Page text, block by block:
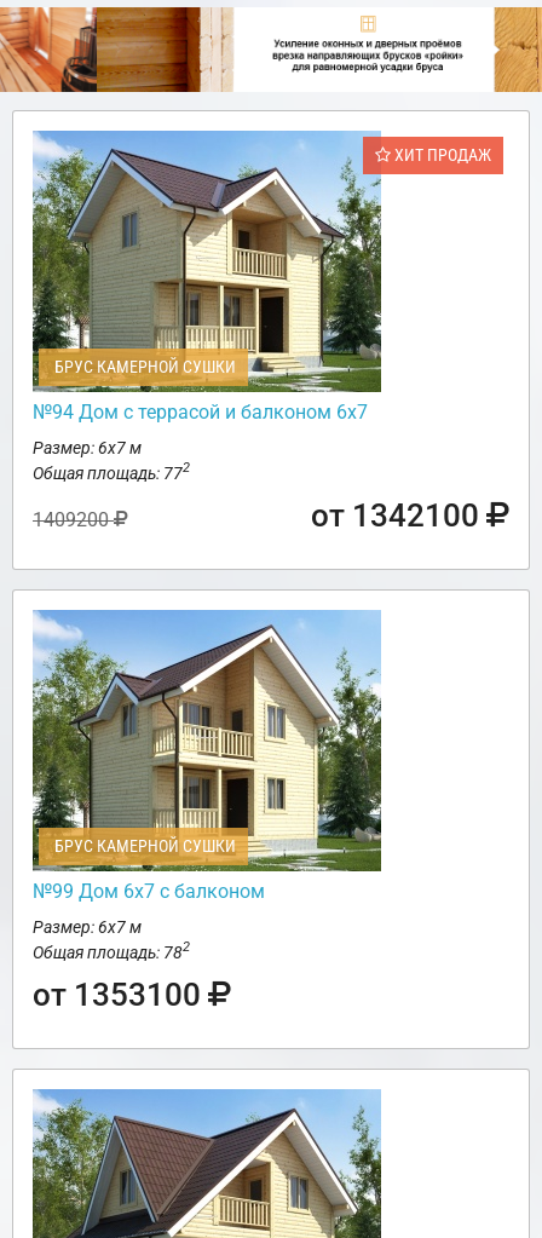
ХИТ ПРОДАЖ
БРУС КАМЕРНОЙ СУШКИ
№94 Дом с террасой и балконом 6х7
Размер: 6х7 м
Общая площадь: 772
1409200 от 1342100
БРУС КАМЕРНОЙ СУШКИ
№99 Дом 6х7 с балконом
Размер: 6х7 м
Общая площадь: 782
от 1353100